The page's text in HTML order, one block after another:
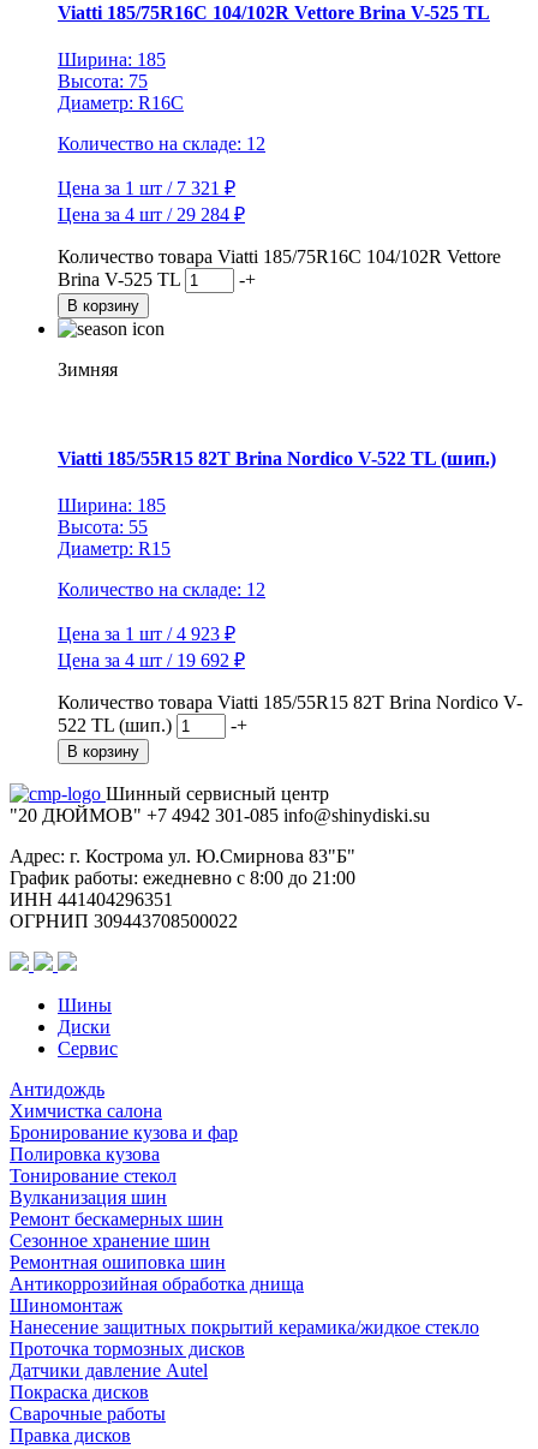
Viatti 185/75R16C 104/102R Vettore Brina V-525 TL
Ширина: 185
Высота: 75
Диаметр: R16C
Количество на складе: 12
Цена за 1 шт / 7 321 ₽
Цена за 4 шт / 29 284 ₽
Количество товара Viatti 185/75R16C 104/102R Vettore
Brina V-525 TL
-+
В корзину
Зимняя
Viatti 185/55R15 82T Brina Nordico V-522 TL (шип.)
Ширина: 185
Высота: 55
Диаметр: R15
Количество на складе: 12
Цена за 1 шт / 4 923 ₽
Цена за 4 шт / 19 692 ₽
Количество товара Viatti 185/55R15 82T Brina Nordico V-
522 TL (шип.)
-+
В корзину
Шинный сервисный центр
"20 ДЮЙМОВ" +7 4942 301-085 info@shinydiski.su
Адрес: г. Кострома ул. Ю.Смирнова 83"Б"
График работы: ежедневно с 8:00 до 21:00
ИНН 441404296351
ОГРНИП 309443708500022
Шины
Диски
Сервис
Антидождь
Химчистка салона
Бронирование кузова и фар
Полировка кузова
Тонирование стекол
Вулканизация шин
Ремонт бескамерных шин
Сезонное хранение шин
Ремонтная ошиповка шин
Антикоррозийная обработка днища
Шиномонтаж
Нанесение защитных покрытий керамика/жидкое стекло
Проточка тормозных дисков
Датчики давление Autel
Покраска дисков
Сварочные работы
Правка дисков